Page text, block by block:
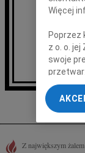
Z największym
Więcej
Poprzez
z o. o.
swoje
My, nasi
treści,